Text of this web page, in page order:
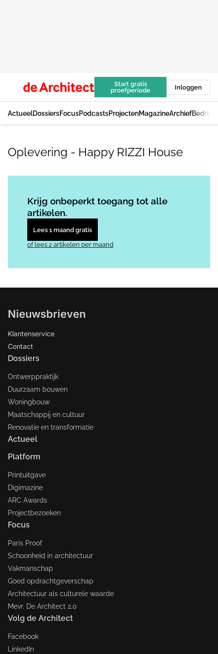
Start gratis
proefperiode
Inloggen
ActueelDossiersFocusPodcastsProjectenMagazineArchief
Oplevering - Happy RIZZI House
Krijg onbeperkt toegang tot alle
artikelen.
Lees 1 maand gratis
of lees 2 artikelen per maand
Nieuwsbrieven
Klantenservice
Contact
Dossiers
Ontwerppraktijk
Duurzaam bouwen
Woningbouw
Maatschappij en cultuur
Renovatie en transformatie
Actueel
Platform
Printuitgave
Digimazine
ARC Awards
Projectbezoeken
Focus
Paris Proof
Schoonheid in architectuur
Vakmanschap
Goed opdrachtgeverschap
Architectuur als culturele waarde
Mevr. De Architect 2.0
Volg de Architect
Facebook
LinkedIn